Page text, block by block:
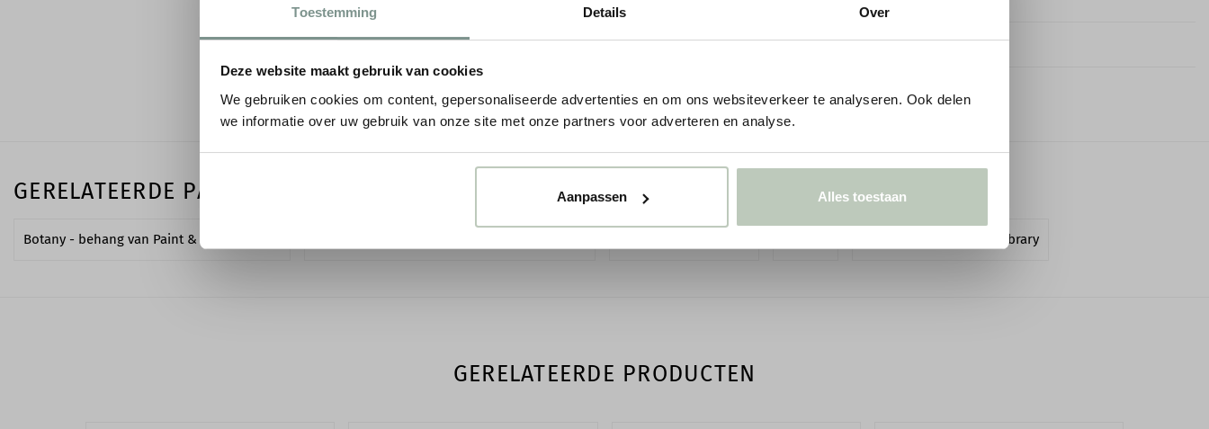
Toestemming Details Over
Deze website maakt gebruik van cookies
We gebruiken cookies om content, gepersonaliseerde advertenties en om ons websiteverkeer te analyseren. Ook delen
we informatie over uw gebruik van onze site met onze partners voor adverteren en analyse.
Aanpassen Alles toestaan
Rolbreedte 70,0 cm
Reinigen Goed schoon te maken
LEES MEER
GERELATEERDE PAGINA'S
Botany - behang van Paint & Paper Library Behang Paint & Paper Library
GERELATEERDE PRODUCTEN